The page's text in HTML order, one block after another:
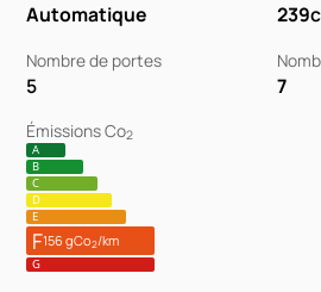
Automatique 239
Nombre de portes
5 7
Émissions Co2
A
B
C
D
E
F156 gCo2/km
G